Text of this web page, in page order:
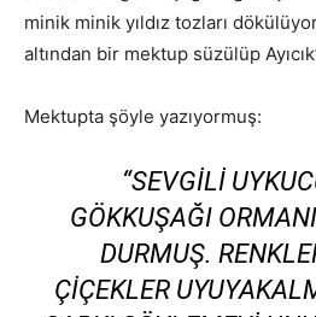
minik minik yıldız tozları
altından bir mektup süzülüp
Mektupta şöyle yazıyormuş:
“SEVGILI
GÖKKUŞAĞI
DURMUŞ.
ÇIÇEKLER